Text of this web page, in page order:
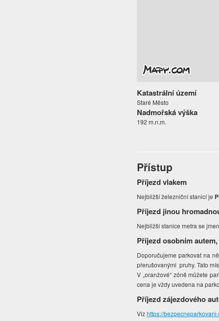
Katastrální území
Staré Město
Nadmořská výška
192 m.n.m.
Přístup
Příjezd vlakem
Nejbližší železniční stanicí je
Příjezd jinou
Nejbližší stanice metra se
Příjezd osobním
Doporučujeme parkovat na
přerušovanými pruhy. Tato
V „oranžové“ zóně můžete
cena je vždy uvedena na
Příjezd zájezdového
Vizhttps://